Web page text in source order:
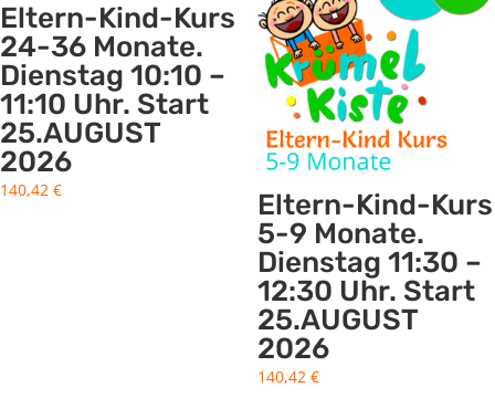
Eltern-Kind-Kurs
24-36 Monate.
Dienstag 10:10 –
11:10 Uhr. Start
25.AUGUST
2026
140,42 €
Eltern-Kind-Kurs
5-9 Monate.
Dienstag 11:30 –
12:30 Uhr. Start
25.AUGUST
2026
140,42 €